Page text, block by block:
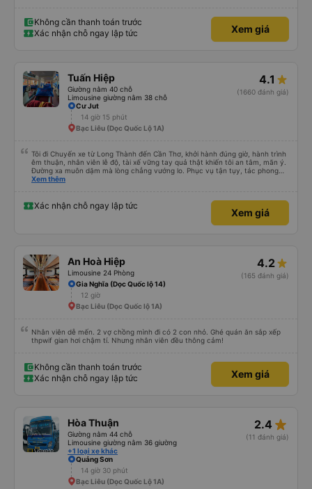
Không cần thanh toán trước
Xác nhận chỗ ngay lập tức
Xem giá
Tuấn Hiệp
Giường nằm 40 chỗ
Limousine giường nằm 38 chỗ
4.1
(1660 đánh giá)
Cư Jut
14 giờ 15 phút
Bạc Liêu (Dọc Quốc Lộ 1A)
Tôi đi Chuyến xe từ Long Thành đến Cần Thơ, khởi hành đúng giờ, hành trình
êm thuận, nhân viên lễ độ, tài xế vững tay quả thật khiến tôi an tâm, mãn ý.
Đường xa muôn dặm mà lòng chẳng vướng lo. Phục vụ tận tụy, tác phong
nghiêm cẩn, hiếm thấy giữa thời buổi kim tiền vội vã. Xã hội loạn đạo. Xin gửi
Xem thêm
Xác nhận chỗ ngay lập tức
Xem giá
An Hoà Hiệp
Limousine 24 Phòng
4.2
(165 đánh giá)
Gia Nghĩa (Dọc Quốc lộ 14)
12 giờ
Bạc Liêu (Dọc Quốc lộ 1A)
Nhân viên dễ mến. 2 vợ chồng mình đi có 2 con nhỏ. Ghé quán ăn sắp xếp
thpwif gian hơi chậm tí. Nhưng nhân viên đều thông cảm!
Không cần thanh toán trước
Xác nhận chỗ ngay lập tức
Xem giá
Hòa Thuận
Giường nằm 44 chỗ
Limousine giường nằm 36 giường
+1 loại xe khác
2.4 star_rate
(11 đánh giá)
Quảng Sơn
14 giờ 30 phút
Bạc Liêu (Dọc Quốc Lộ 1A)